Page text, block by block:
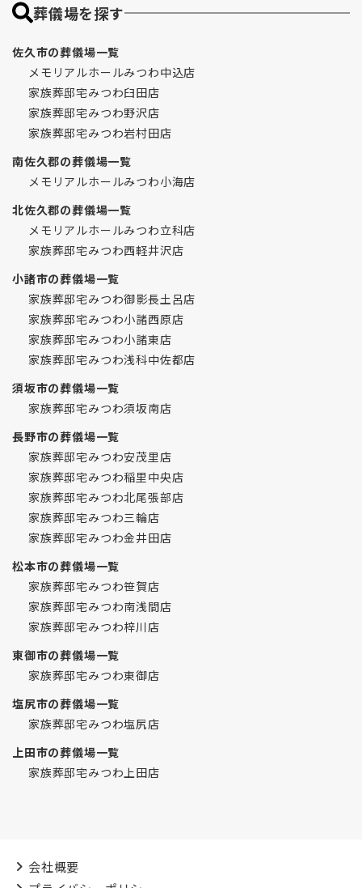
葬儀場を探す
佐久市の葬儀場一覧
メモリアルホールみつわ中込店
家族葬邸宅みつわ臼田店
家族葬邸宅みつわ野沢店
家族葬邸宅みつわ岩村田店
南佐久郡の葬儀場一覧
メモリアルホールみつわ小海店
北佐久郡の葬儀場一覧
メモリアルホールみつわ立科店
家族葬邸宅みつわ西軽井沢店
小諸市の葬儀場一覧
家族葬邸宅みつわ御影長土呂店
家族葬邸宅みつわ小諸西原店
家族葬邸宅みつわ小諸東店
家族葬邸宅みつわ浅科中佐都店
須坂市の葬儀場一覧
家族葬邸宅みつわ須坂南店
長野市の葬儀場一覧
家族葬邸宅みつわ安茂里店
家族葬邸宅みつわ稲里中央店
家族葬邸宅みつわ北尾張部店
家族葬邸宅みつわ三輪店
家族葬邸宅みつわ金井田店
松本市の葬儀場一覧
家族葬邸宅みつわ笹賀店
家族葬邸宅みつわ南浅間店
家族葬邸宅みつわ梓川店
東御市の葬儀場一覧
家族葬邸宅みつわ東御店
塩尻市の葬儀場一覧
家族葬邸宅みつわ塩尻店
上田市の葬儀場一覧
家族葬邸宅みつわ上田店
会社概要